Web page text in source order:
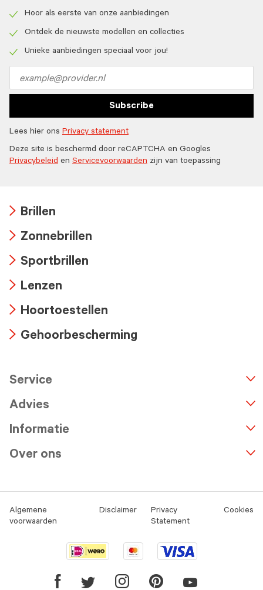
icon
Hoor als eerste van onze aanbiedingen
icon
Ontdek de nieuwste modellen en collecties
Unieke aanbiedingen speciaal voor jou!
address
Subscribe
Lees hier ons Privacy statement
Deze site is beschermd door reCAPTCHA en Googles
Privacybeleid en Servicevoorwaarden zijn van toepassing
icon
Brillen
icon
Zonnebrillen
icon
Sportbrillen
icon
Lenzen
icon
Hoortoestellen
Gehoorbescherming
Service
Advies
Informatie
Over ons
Algemene
voorwaarden
Disclaimer
Privacy
Statement
Cookies